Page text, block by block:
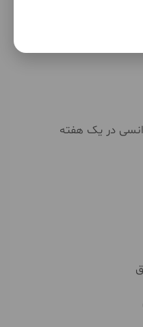
به کتاب با بهترین
در یک هفته